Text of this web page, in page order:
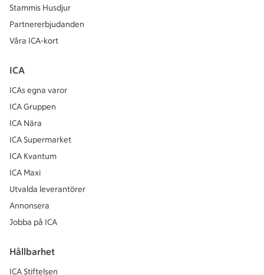
Stammis Husdjur
Partnererbjudanden
Våra ICA-kort
ICA
ICAs egna varor
ICA Gruppen
ICA Nära
ICA Supermarket
ICA Kvantum
ICA Maxi
Utvalda leverantörer
Annonsera
Jobba på ICA
Hållbarhet
ICA Stiftelsen